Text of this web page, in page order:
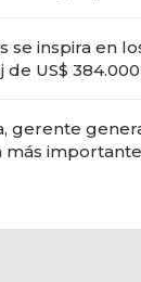
se inspira en
US$ 384.000
gerente
más